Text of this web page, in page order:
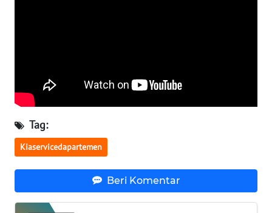
Tag:
Kiaservicedapartemen
Beri Komentar
LESUNG
KARO
WN